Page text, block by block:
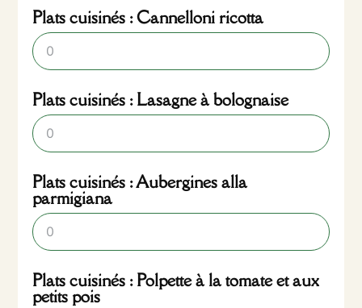
Plats cuisinés : Cannelloni ricotta
Plats cuisinés : Lasagne à bolognaise
Plats cuisinés : Aubergines alla
parmigiana
Plats cuisinés : Polpette à la tomate et aux
petits pois